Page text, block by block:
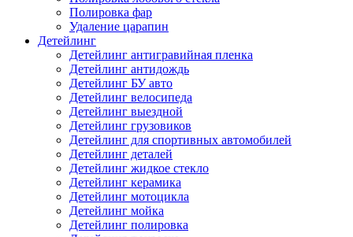
Полировка фар
Удаление царапин
Детейлинг
Детейлинг антигравийная пленка
Детейлинг антидождь
Детейлинг БУ авто
Детейлинг велосипеда
Детейлинг выездной
Детейлинг грузовиков
Детейлинг для спортивных автомобилей
Детейлинг деталей
Детейлинг жидкое стекло
Детейлинг керамика
Детейлинг мотоцикла
Детейлинг мойка
Детейлинг полировка